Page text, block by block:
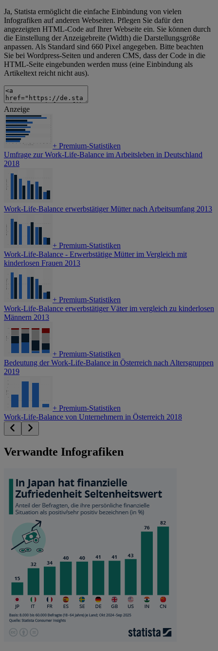
Ja, Statista ermöglicht die einfache Einbindung von vielen
Infografiken auf anderen Webseiten. Pflegen Sie dafür den
angezeigten HTML-Code auf Ihrer Webseite ein. Sie können durch
die Einstellung der Anzeigebreite (Width) die Darstellungsgröße
anpassen. Als Standard sind 660 Pixel angegeben. Bitte beachten
Sie bei Wordpress-Seiten und anderen CMS, dass der Code in die
HTML-Seite eingebunden werden muss (eine Einbindung als
Artikeltext reicht nicht aus).
Anzeige
+ Premium-Statistiken
Umfrage zur Work-Life-Balance im Arbeitsleben in Deutschland
2018
Work-Life-Balance erwerbstätiger Mütter nach Arbeitsumfang 2013
+ Premium-Statistiken
Work-Life-Balance - Erwerbstätige Mütter im Vergleich mit
kinderlosen Frauen 2013
+ Premium-Statistiken
Work-Life-Balance erwerbstätiger Väter im vergleich zu kinderlosen
Männern 2013
+ Premium-Statistiken
Bedeutung der Work-Life-Balance in Österreich nach Altersgruppen
2019
+ Premium-Statistiken
Work-Life-Balance von Unternehmern in Österreich 2018
Verwandte Infografiken